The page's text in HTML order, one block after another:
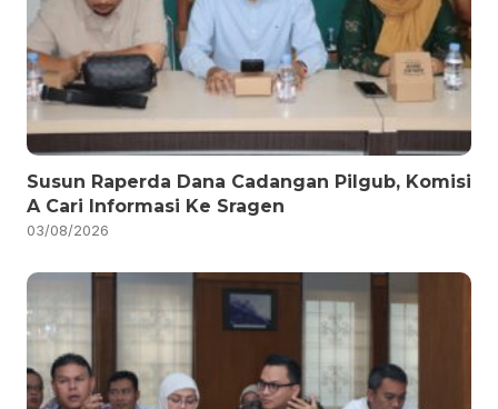
Susun Raperda Dana Cadangan Pilgub, Komisi
A Cari Informasi Ke Sragen
03/08/2026